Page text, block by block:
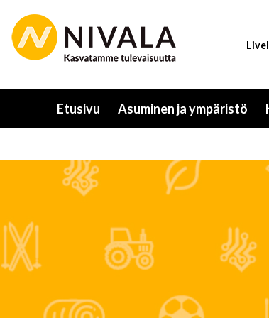
pääsisältöön
Etusivu Asuminen ja ympäristö